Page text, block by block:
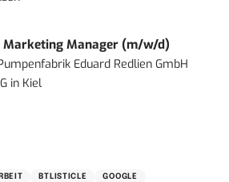
Marketing Manager (m/w/d)
Eduard Redlien GmbH
in Kiel
BTLISTICLE GOOGLE